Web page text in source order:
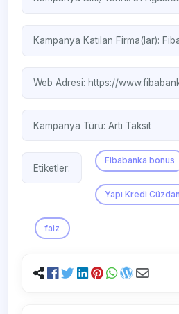
Kampanya Katılan Firma(lar):
Web Adresi: https://
Kampanya Türü:Artı Taksit
Etiketler:
Fibabanka bonus
Yapı Kredi Cüzdan
faiz